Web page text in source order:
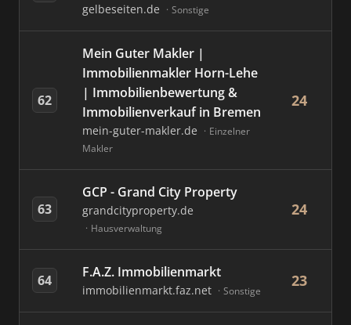
gelbeseiten.de Sonstige
62
Mein Guter Makler |
Immobilienmakler Horn-Lehe
| Immobilienbewertung &
Immobilienverkauf in Bremen
mein-guter-makler.de
Einzelner
Makler
24
63
GCP - Grand City Property
grandcityproperty.de
Hausverwaltung
24
64 F.A.Z. Immobilienmarkt
immobilienmarkt.faz.net Sonstige
23